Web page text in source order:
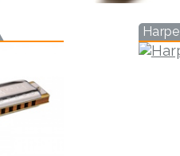
Harpe